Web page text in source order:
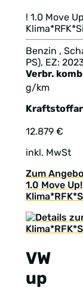
! 1.0 Move
Benzin ,
PS), EZ:
Verbr.
g/km
12.879 €
inkl. MwSt
Zum
1.0 Move Up!
VW
up